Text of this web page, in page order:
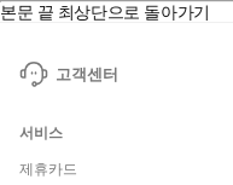
본문 끝 최상단으로 돌아가기
고객센터
서비스
제휴카드